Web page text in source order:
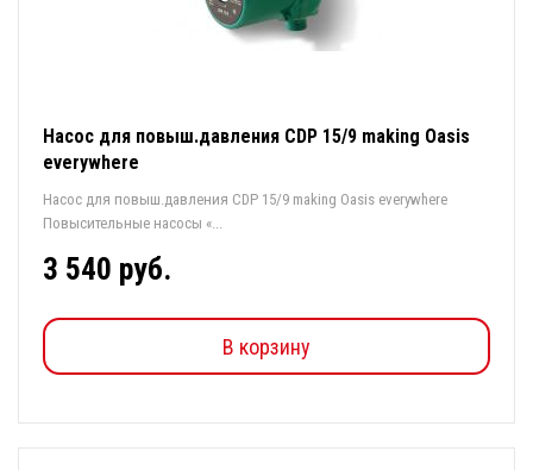
Насос для повыш.давления CDP 15/9 making Oasis
everywhere
Насос для повыш.давления CDP 15/9 making Oasis everywhere
Повысительные насосы «...
3 540 руб.
В корзину